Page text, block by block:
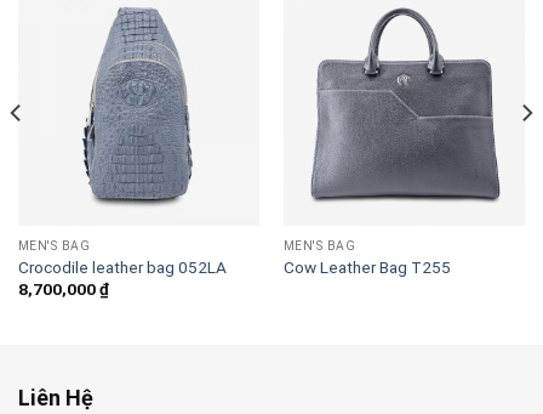
MEN'S BAG
Crocodile leather bag 052LA
8,700,000₫
MEN'S BAG
Cow Leather Bag T255
Liên Hệ